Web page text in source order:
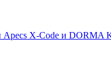
Apecs X-Code и DORMA